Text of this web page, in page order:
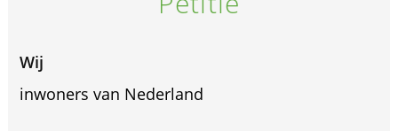
Wij
inwoners van Nederland